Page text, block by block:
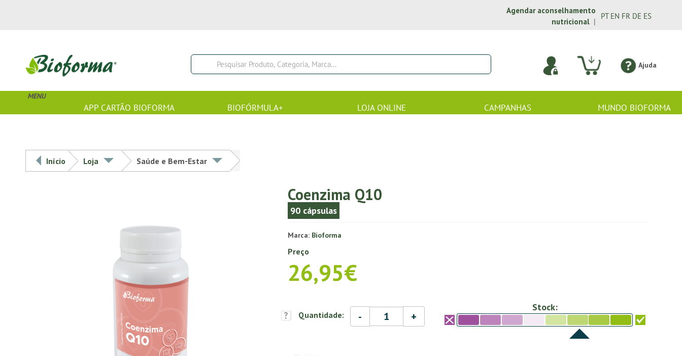
Agendar aconselhamento
nutricional |
PT EN FR DE ES
Ajuda
MENU
APP CARTÃO BIOFORMA BIOFÓRMULA+ LOJA ONLINE CAMPANHAS MUNDO BIOFORMA
Início Loja Saúde e Bem-Estar
Coenzima Q10
90 cápsulas
Marca: Bioforma
Preço
26,95€
Quantidade: - +
Stock: